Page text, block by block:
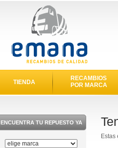
TIENDA
RECAMBIOS
POR MARCA
ENCUENTRA TU REPUESTO YA
Estas